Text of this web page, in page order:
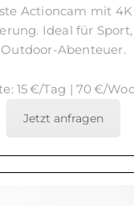
Actioncam mit
Ideal für
Outdoor-Abenteuer.
15 €/Tag | 70 €/
Jetzt anfragen